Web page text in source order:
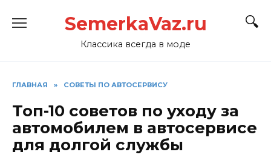
SemerkaVaz.ru
Классика всегда в моде
ГЛАВНАЯ » СОВЕТЫ ПО АВТОСЕРВИСУ
Топ-10 советов по уходу за
автомобилем в автосервисе
для долгой службы